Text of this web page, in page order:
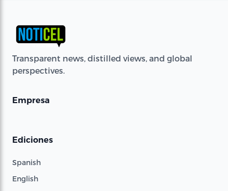
Transparent news, distilled views, and global
perspectives.
Empresa
Ediciones
Spanish
English